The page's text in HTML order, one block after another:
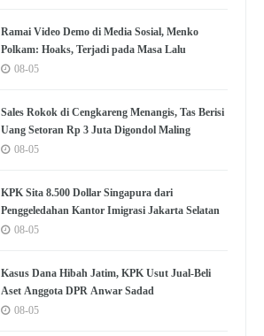
Ramai Video Demo di Media Sosial, Menko
Polkam: Hoaks, Terjadi pada Masa Lalu
08-05
Sales Rokok di Cengkareng Menangis, Tas Berisi
Uang Setoran Rp 3 Juta Digondol Maling
08-05
KPK Sita 8.500 Dollar Singapura dari
Penggeledahan Kantor Imigrasi Jakarta Selatan
08-05
Kasus Dana Hibah Jatim, KPK Usut Jual-Beli
Aset Anggota DPR Anwar Sadad
08-05